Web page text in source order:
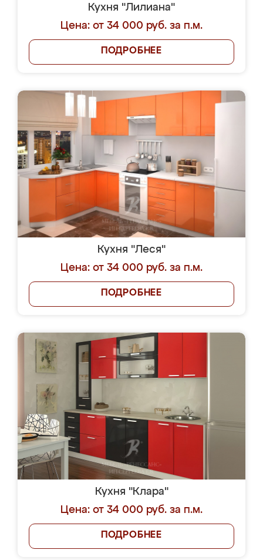
Кухня "Лилиана"
Цена: от 34 000 руб. за п.м.
ПОДРОБНЕЕ
Кухня "Леся"
Цена: от 34 000 руб. за п.м.
ПОДРОБНЕЕ
Кухня "Клара"
Цена: от 34 000 руб. за п.м.
ПОДРОБНЕЕ